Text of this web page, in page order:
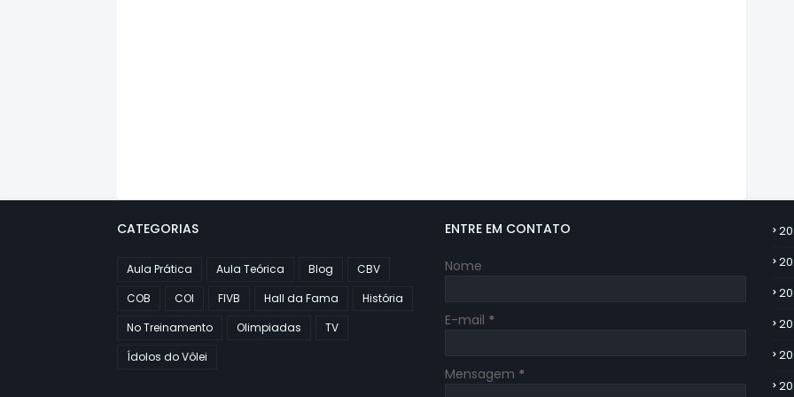
CATEGORIAS
Aula Prática Aula Teórica Blog
CBV
COB
COI FIVB Hall da Fama
História
No Treinamento
Olimpiadas
TV
Ídolos do Vôlei
ENTRE EM CONTATO
Nome
E-mail *
Mensagem *